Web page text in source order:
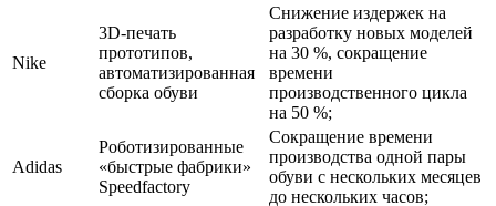
Nike
3D-печать
прототипов,
автоматизированная
сборка обуви
Снижение издержек на
разработку новых моделей
на 30 %, сокращение
времени
производственного цикла
на 50 %;
Adidas
Роботизированные
«быстрые фабрики»
Speedfactory
Сокращение времени
производства одной пары
обуви с нескольких месяцев
до нескольких часов;